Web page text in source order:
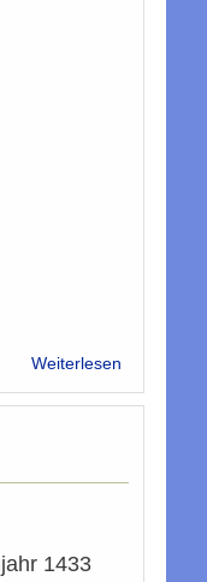
Weiterlesen
Ghazali:
Anlass
1433